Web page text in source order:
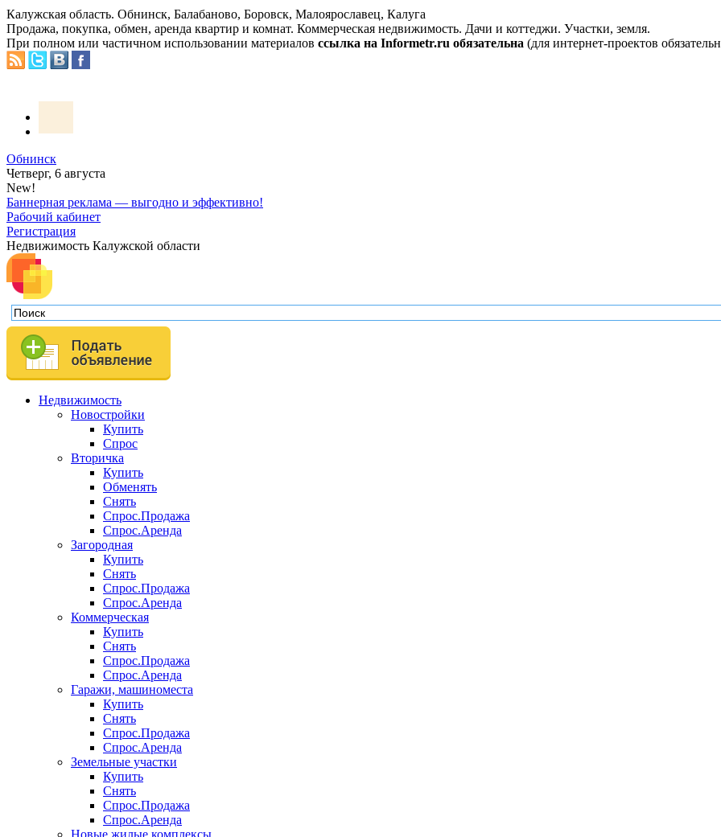
Калужская область. Обнинск, Балабаново, Боровск, Малоярославец, Калуга
Продажа, покупка, обмен, аренда квартир и комнат. Коммерческая недвижимость. Дачи и коттеджи. Участки, земля.
При полном или частичном использовании материалов ссылка на Informetr.ru обязательна (для интернет-проектов
Обнинск
Четверг, 6 августа
New!
Баннерная реклама — выгодно и эффективно!
Рабочий кабинет
Регистрация
Недвижимость Калужской области
Недвижимость
Новостройки
Купить
Спрос
Вторичка
Купить
Обменять
Снять
Спрос.Продажа
Спрос.Аренда
Загородная
Купить
Снять
Спрос.Продажа
Спрос.Аренда
Коммерческая
Купить
Снять
Спрос.Продажа
Спрос.Аренда
Гаражи, машиноместа
Купить
Снять
Спрос.Продажа
Спрос.Аренда
Земельные участки
Купить
Снять
Спрос.Продажа
Спрос.Аренда
Новые жилые комплексы